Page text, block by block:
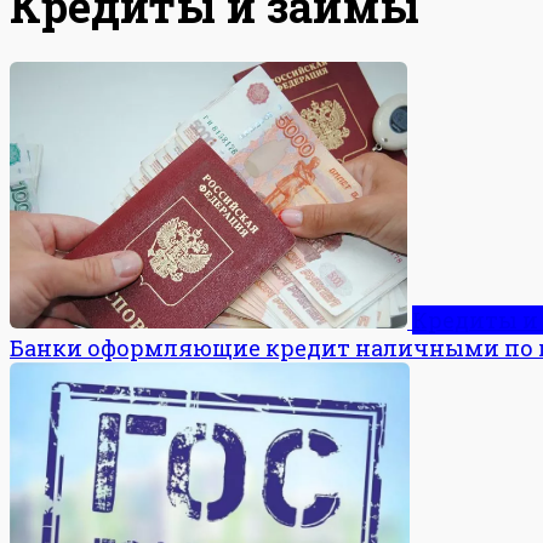
Банки оформляющие кредит наличными по